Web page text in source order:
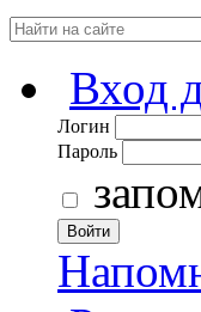
Вход
Логин
Пароль
Войти